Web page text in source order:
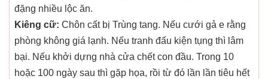
đặng nhiều lộc ăn.
Kiêng cữ: Chôn cất bị Trùng tang. Nếu cưới gả e rằng
phòng không giá lạnh. Nếu tranh đấu kiện tụng thì lâm
bại. Nếu khởi dựng nhà cửa chết con đầu. Trong 10
hoặc 100 ngày sau thì gặp họa, rồi từ đó lần lần tiêu hết